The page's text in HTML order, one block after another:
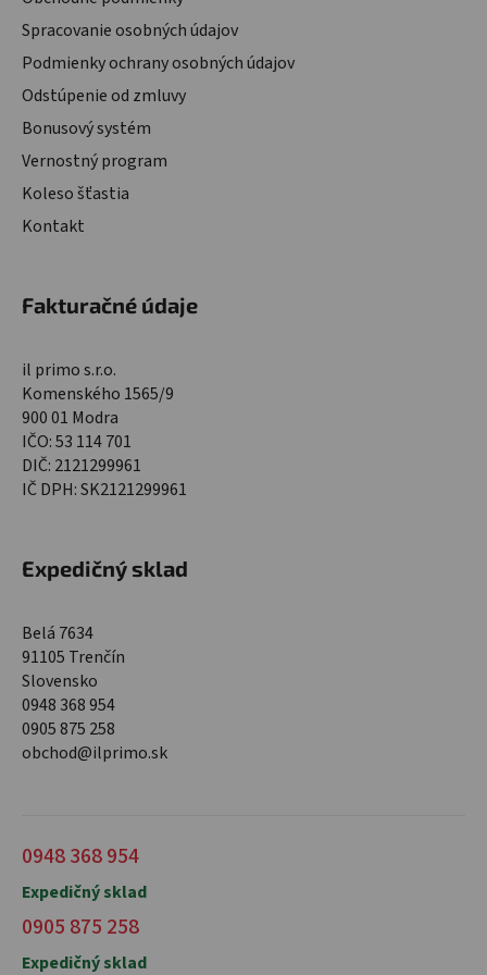
Spracovanie osobných údajov
Podmienky ochrany osobných údajov
Odstúpenie od zmluvy
Bonusový systém
Vernostný program
Koleso šťastia
Kontakt
Fakturačné údaje
il primo s.r.o.
Komenského 1565/9
900 01 Modra
IČO: 53 114 701
DIČ: 2121299961
IČ DPH: SK2121299961
Expedičný sklad
Belá 7634
91105 Trenčín
Slovensko
0948 368 954
0905 875 258
obchod@ilprimo.sk
0948 368 954
Expedičný sklad
0905 875 258
Expedičný sklad